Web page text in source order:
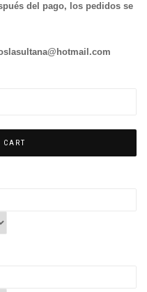
del pago, los pedidos se